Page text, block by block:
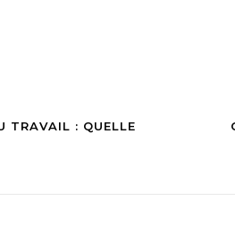
TRAVAIL : QUELLE